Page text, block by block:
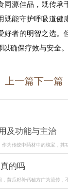
同源佳品，既传承
既能守护呼吸道健
好者的明智之选。
确保疗效与安全。
上一篇下一篇
及功能与主治
为传统中药材中的瑰宝，其
的吗
黄瓜籽补钙秘方广为流传，